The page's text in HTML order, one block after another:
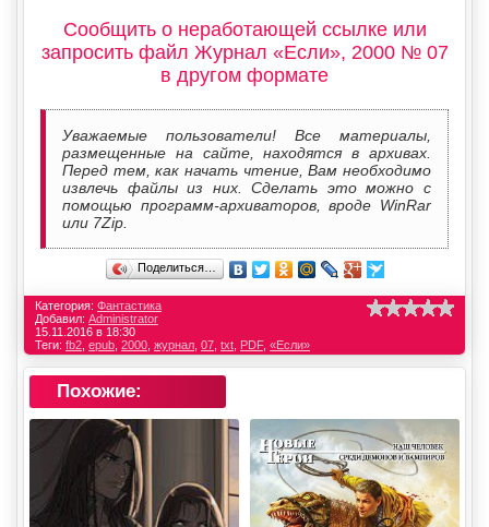
Сообщить о неработающей ссылке или
запросить файл Журнал «Если», 2000 № 07
в другом формате
Уважаемые пользователи! Все материалы,
размещенные на сайте, находятся в архивах.
Перед тем, как начать чтение, Вам необходимо
извлечь файлы из них. Сделать это можно с
помощью программ-архиваторов, вроде WinRar
или 7Zip.
Поделиться…
Категория: Фантастика
Добавил: Administrator
15.11.2016 в 18:30
Теги: fb2 epub 2000 журнал 07 txt PDF, «Если»
Похожие: